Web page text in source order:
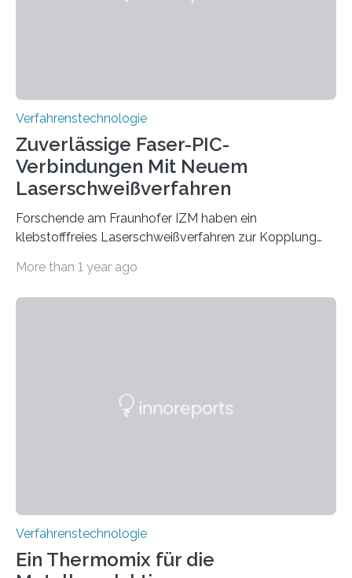
Verfahrenstechnologie
Zuverlässige Faser-PIC-
Verbindungen Mit Neuem
Laserschweißverfahren
Forschende am Fraunhofer IZM haben ein
klebstofffreies Laserschweißverfahren zur Kopplung
optischen Glasfasern realisiert, welches auch in
Tieftemperaturumgebung ist unerlässlich zur
More than 1 year ago
Verfahrenstechnologie
Ein Thermomix für die